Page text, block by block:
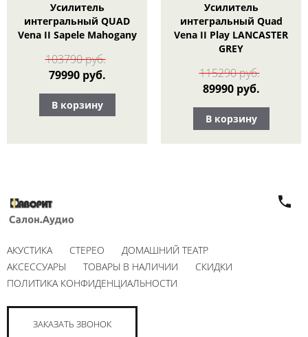
Усилитель
интегральный QUAD
Vena II Sapele Mahogany
103790 руб.
79990 руб.
В корзину
Усилитель
интегральный Quad
Vena II Play LANCASTER
GREY
115290 руб.
89990 руб.
В корзину
АКУСТИКА СТЕРЕО
ДОМАШНИЙ ТЕАТР
АКСЕССУАРЫ
ТОВАРЫ В НАЛИЧИИ
СКИДКИ
ПОЛИТИКА КОНФИДЕНЦИАЛЬНОСТИ
ЗАКАЗАТЬ ЗВОНОК